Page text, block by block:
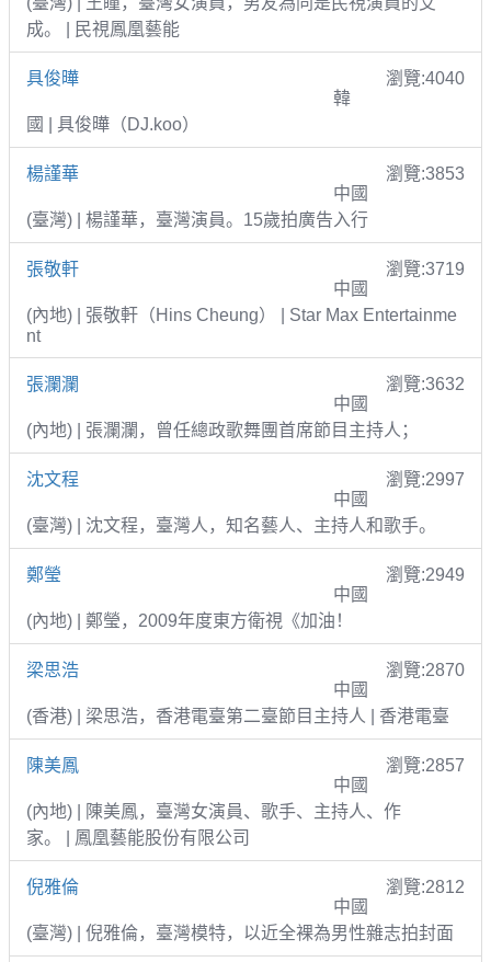
成。 | 民視鳳凰藝能
具俊曄
瀏覽:4040
韓
國 | 具俊曄（DJ.koo）
楊謹華
瀏覽:3853
中國
(臺灣) | 楊謹華，臺灣演員。15歲拍廣告入行
張敬軒
瀏覽:3719
中國
(內地) | 張敬軒（Hins Cheung） | Star Max Entertainme
nt
張瀾瀾
瀏覽:3632
中國
(內地) | 張瀾瀾，曾任總政歌舞團首席節目主持人；
沈文程
瀏覽:2997
中國
(臺灣) | 沈文程，臺灣人，知名藝人、主持人和歌手。
鄭瑩
瀏覽:2949
中國
(內地) | 鄭瑩，2009年度東方衛視《加油！
梁思浩
瀏覽:2870
中國
(香港) | 梁思浩，香港電臺第二臺節目主持人 | 香港電臺
陳美鳳
瀏覽:2857
中國
(內地) | 陳美鳳，臺灣女演員、歌手、主持人、作
家。 | 鳳凰藝能股份有限公司
倪雅倫
瀏覽:2812
中國
(臺灣) | 倪雅倫，臺灣模特，以近全裸為男性雜志拍封面